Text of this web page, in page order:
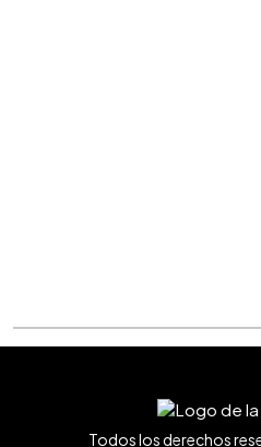
Todos los derechos